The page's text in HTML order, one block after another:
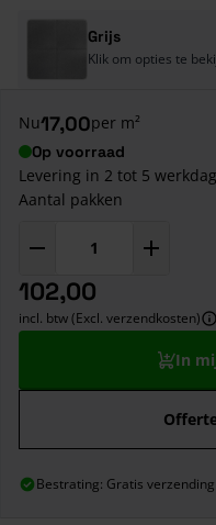
Grijs
Klik om opties te
Nu17,00per m²
Op voorraad
Levering in 2 tot 5
Aantal pakken
102,00
incl. btw (Excl. verzendkosten)
In
Bestrating: Gratis